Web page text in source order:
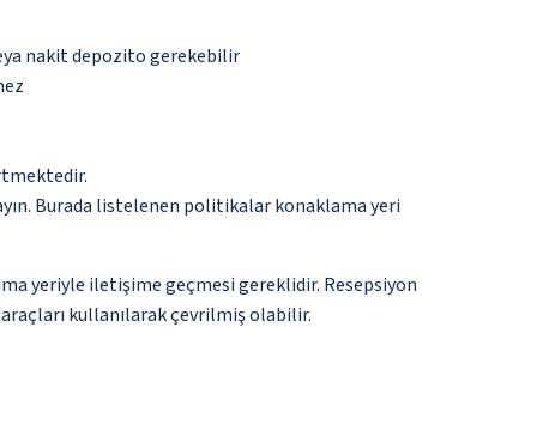
nakit depozito gerekebilir
Burada listelenen politikalar konaklama yeri
yeriyle iletişime geçmesi gereklidir. Resepsiyon
kullanılarak çevrilmiş olabilir.